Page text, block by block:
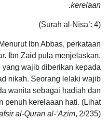
kerelaan.
(Surah al-Nisa’: 4)
Ibn Zaid pula menjelaskan,
wajib diberikan kepada
nikah. Seorang lelaki wajib
wanita sebagai hadiah dan
penuh kerelaaan hati. (Lihat
al-Quran al-‘Azim, 2/235)